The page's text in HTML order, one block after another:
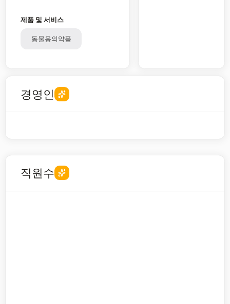
제품 및 서비스
동물용의약품
경영인
직원수